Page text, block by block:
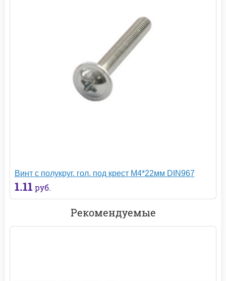
Винт с полукруг. гол. под крест М4*22мм DIN967
1.11 руб.
Рекомендуемые